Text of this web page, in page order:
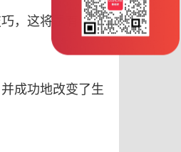
，这将是有帮助
成功地改变了生